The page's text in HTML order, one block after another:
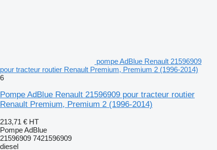
pompe AdBlue Renault 21596909
pour tracteur routier Renault Premium, Premium 2 (1996-2014)
6
Pompe AdBlue Renault 21596909 pour tracteur routier
Renault Premium, Premium 2 (1996-2014)
213,71 € HT
Pompe AdBlue
21596909 7421596909
diesel